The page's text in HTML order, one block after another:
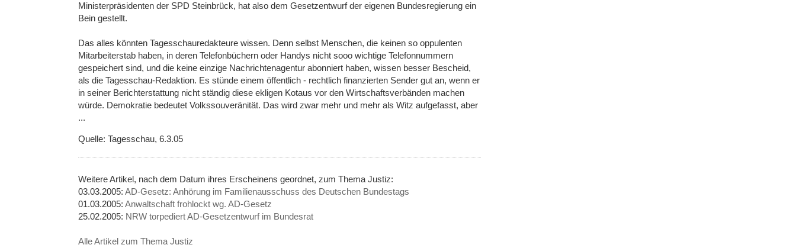
Ministerpräsidenten der SPD Steinbrück, hat also dem Gesetzentwurf der eigenen Bundesregierung ein
Bein gestellt.
Das alles könnten Tagesschauredakteure wissen. Denn selbst Menschen, die keinen so oppulenten
Mitarbeiterstab haben, in deren Telefonbüchern oder Handys nicht sooo wichtige Telefonnummern
gespeichert sind, und die keine einzige Nachrichtenagentur abonniert haben, wissen besser Bescheid,
als die Tagesschau-Redaktion. Es stünde einem öffentlich - rechtlich finanzierten Sender gut an, wenn er
in seiner Berichterstattung nicht ständig diese ekligen Kotaus vor den Wirtschaftsverbänden machen
würde. Demokratie bedeutet Volkssouveränität. Das wird zwar mehr und mehr als Witz aufgefasst, aber
...
Quelle: Tagesschau, 6.3.05
Weitere Artikel, nach dem Datum ihres Erscheinens geordnet, zum Thema Justiz:
03.03.2005: AD-Gesetz: Anhörung im Familienausschuss des Deutschen Bundestags
01.03.2005: Anwaltschaft frohlockt wg. AD-Gesetz
25.02.2005: NRW torpediert AD-Gesetzentwurf im Bundesrat
Alle Artikel zum Thema Justiz